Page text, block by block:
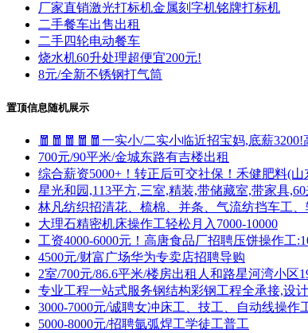
厂家直销激光打标机金属刻字机铭牌打标机
二手餐车出售出租
二手四轮电动餐车
烧水机60升处理超便宜200元!
8元/全新不锈钢打气筒
置顶信息随机展示
🧧🧧🧧🧧🧧一实小/二实小临近招宝妈,底薪
700元/90平米/金城东路有吉楼出租
综合薪资5000+！转正后可交社保！禾健肥料(
星光和园,113平方,三室,精装,带储藏室,带家具,60
林凡纺织招清花、梳棉、并条、气流纺挡车工
大理石精密机床操作工轻松月入7000-10000
工资4000-6000元！高唐食品厂招聘压饼操作工
4500元/财富广场华为专卖店招聘导购
2室/700元/86.6平米/楼房出租人和路星河湾小区
专业工程一站式服务钢结构彩钢工程全承接,设
3000-7000元/诚聘女冲床工、技工、自动线操作
5000-8000元/招聘氩弧焊工学徒工普工